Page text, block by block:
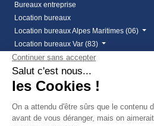
Bureaux entreprise
Location bureaux
Location bureaux Alpes Maritimes (06)
Location bureaux Var (83)
Vente bureaux Alpes Maritimes (06)
Vente bureaux Var (83)
Locaux commerciaux
Achat local commercial
Cession de bail